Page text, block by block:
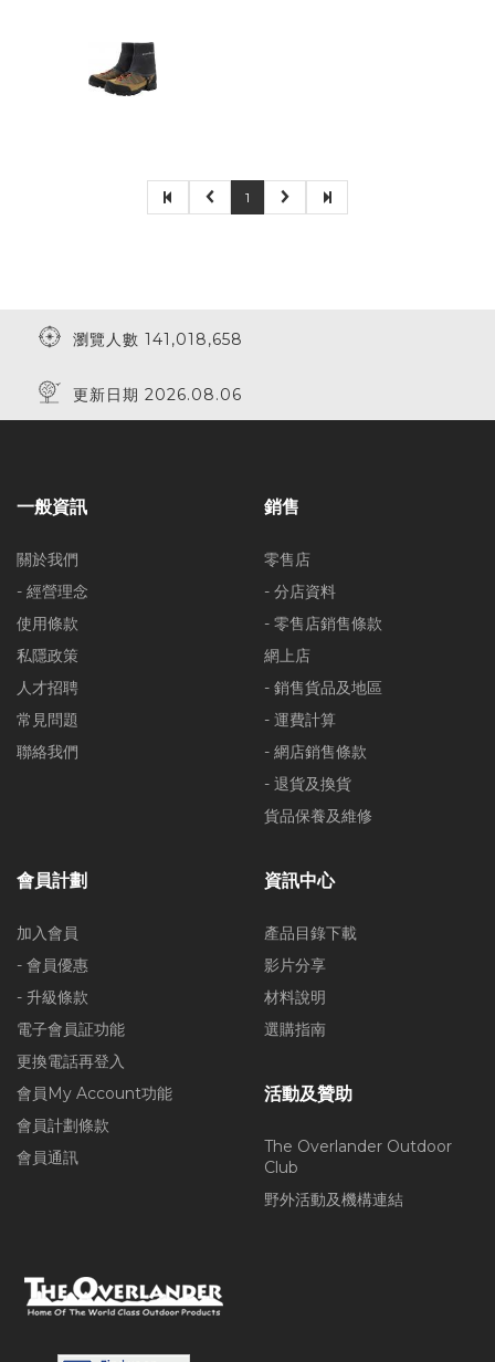
1
瀏覽人數 141,018,658
更新日期 2026.08.06
一般資訊
關於我們
- 經營理念
使用條款
私隱政策
人才招聘
常見問題
聯絡我們
銷售
零售店
- 分店資料
- 零售店銷售條款
網上店
- 銷售貨品及地區
- 運費計算
- 網店銷售條款
- 退貨及換貨
貨品保養及維修
會員計劃
加入會員
- 會員優惠
- 升級條款
電子會員証功能
更換電話再登入
會員My Account功能
會員計劃條款
會員通訊
資訊中心
產品目錄下載
影片分享
材料說明
選購指南
活動及贊助
The Overlander Outdoor
Club
野外活動及機構連結